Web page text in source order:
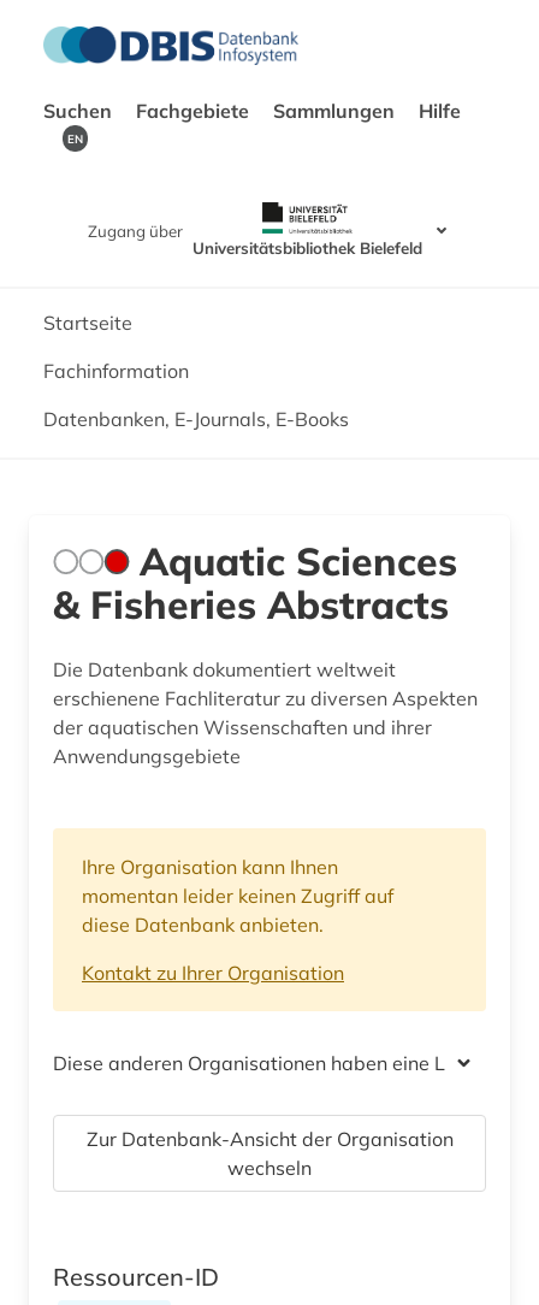
Suchen Fachgebiete Sammlungen Hilfe
EN
Zugang über
Universitätsbibliothek Bielefeld
Startseite
Fachinformation
Datenbanken, E-Journals, E-Books
Aquatic Sciences
& Fisheries Abstracts
Die Datenbank dokumentiert weltweit
erschienene Fachliteratur zu diversen Aspekten
der aquatischen Wissenschaften und ihrer
Anwendungsgebiete
Ihre Organisation kann Ihnen
momentan leider keinen Zugriff auf
diese Datenbank anbieten.
Kontakt zu Ihrer Organisation
Diese anderen Organisationen haben eine Lizenz
Zur Datenbank-Ansicht der Organisation
wechseln
Ressourcen-ID